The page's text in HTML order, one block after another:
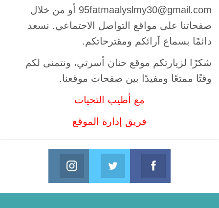
95fatmaalyslmy30@gmail.com أو من خلال
صفحاتنا على مواقع التواصل الاجتماعي. نسعد
دائمًا بسماع آرائكم ومقترحاتكم.
شكرًا لزيارتكم موقع حنان أسرتي، ونتمنى لكم
وقتًا ممتعًا ومفيدًا بين صفحات موقعنا.
مع أطيب التحيات
فريق إدارة الموقع
Facebook
Join us on Facebook
Twitter
Join us on Twitter